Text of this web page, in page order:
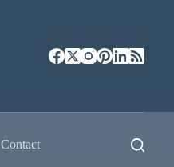
Contact